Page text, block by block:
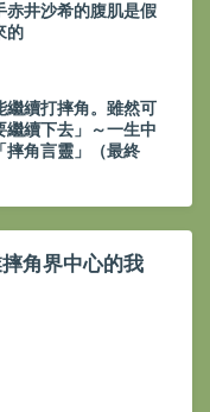
赤井沙希的腹肌是假
的
繼續打摔角。雖然可
繼續下去」～一生中
摔角言靈」（最終
角界中心的我